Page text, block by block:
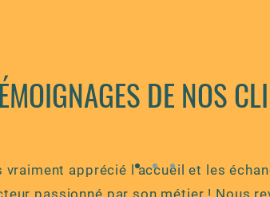
DE NOS
vraiment apprécié l'accueil et les
passionné par son métier ! Nous